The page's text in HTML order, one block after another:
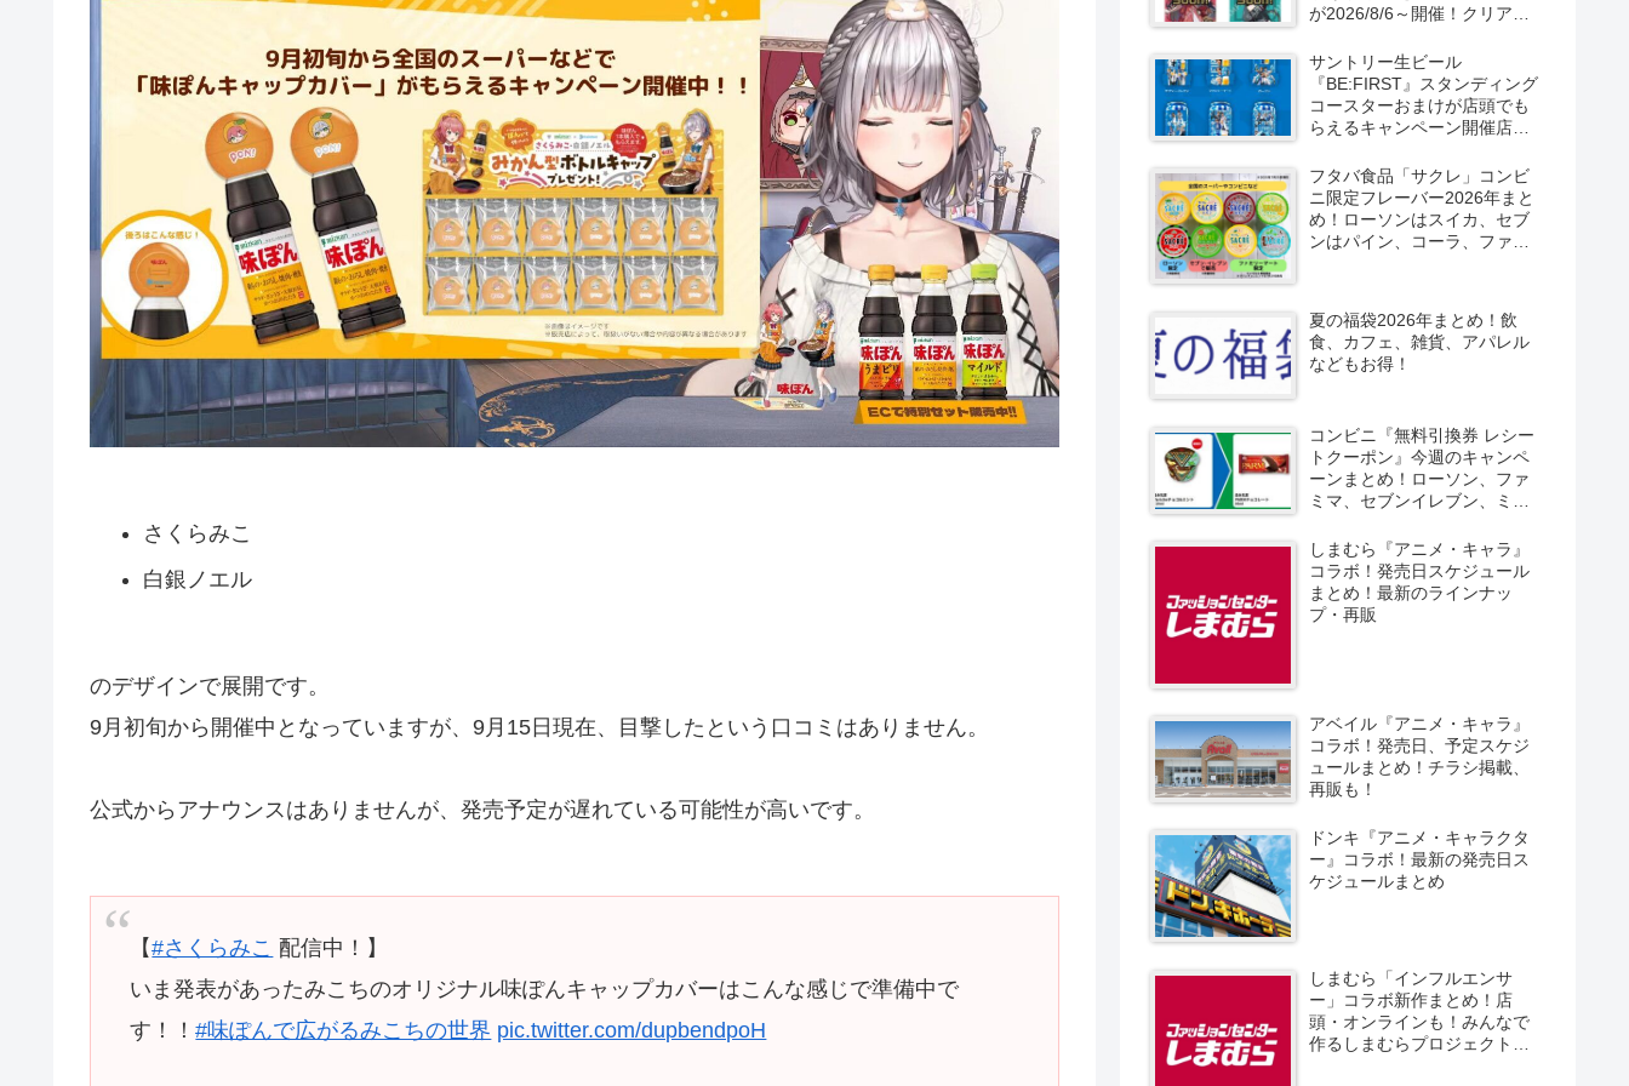
さくらみこ
白銀ノエル
のデザインで展開です。
9月初旬から開催中となっていますが、9月15日現在、目撃したという口コミはありません。
公式からアナウンスはありませんが、発売予定が遅れている可能性が高いです。
【#さくらみこ 配信中！】
いま発表があったみこちのオリジナル味ぽんキャップカバーはこんな感じで準備中で
す！！#味ぽんで広がるみこちの世界 pic.twitter.com/dupbendpoH
が2026/8/6～開催！クリアカ
売！
サントリー生ビール
『BE:FIRST』スタンディング
コースターおまけが店頭でも
らえるキャンペーン開催店は
定で6種類！見分け方！セブ
ン、ファミマ、ローソン、デ
イリーヤマザキ、ミニストッ
プなどで！クーラーバッグ
フタバ食品「サクレ」コンビ
ニ限定フレーバー2026年まと
め！ローソンはスイカ、セブ
ンはパイン、コーラ、ファミ
夏の福袋2026年まとめ！飲
食、カフェ、雑貨、アパレル
などもお得！
コンビニ『無料引換券 レシー
トクーポン』今週のキャンペ
ーンまとめ！ローソン、ファ
ミマ、セブンイレブン、ミニ
しまむら『アニメ・キャラ』
コラボ！発売日スケジュール
まとめ！最新のラインナッ
プ・再販
アベイル『アニメ・キャラ』
コラボ！発売日、予定スケジ
ュールまとめ！チラシ掲載、
再販も！
ドンキ『アニメ・キャラクタ
ー』コラボ！最新の発売日ス
ケジュールまとめ
しまむら「インフルエンサ
ー」コラボ新作まとめ！店
頭・オンラインも！みんなで
作るしまむらプロジェクト！